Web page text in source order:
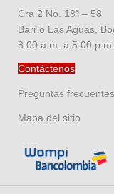
Cra 2 No. 18ª – 58
Barrio Las Aguas,
8:00 a.m. a 5:00
Contáctenos
Preguntas frecuentes
Mapa del sitio